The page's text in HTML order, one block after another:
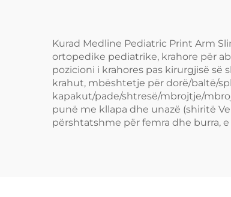
Kurad Medline Pediatric Print Arm
ortopedike pediatrike, krahore për
pozicioni i krahores pas kirurgjisë
krahut, mbështetje për dorë/baltë/
kapakut/pade/shtresë/mbrojtje/
punë me kllapa dhe unazë (shiritë
përshtatshme për femra dhe burra,